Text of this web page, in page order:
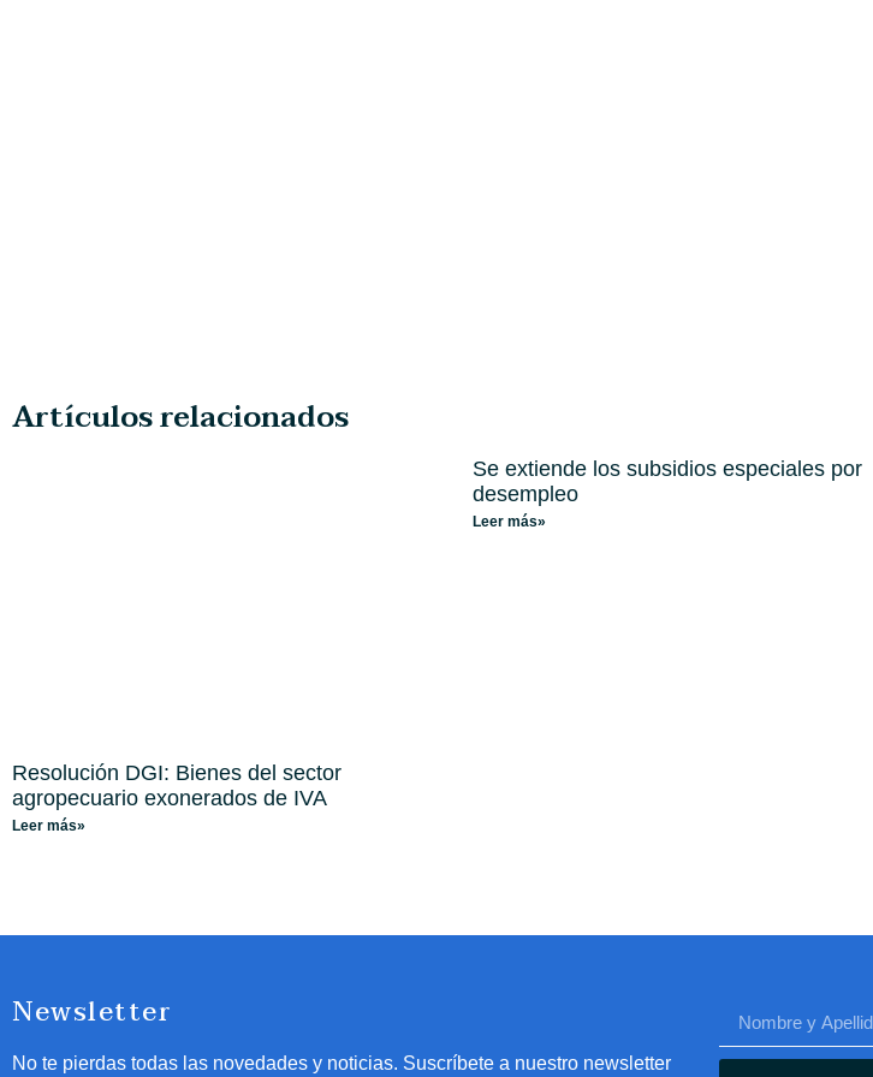
Artículos relacionados
Resolución DGI: Bienes del sector
agropecuario exonerados de IVA
Leer más»
Se extiende los subsidios especiales por
desempleo
Leer más»
Newsletter
No te pierdas todas las novedades y noticias. Suscríbete a nuestro newsletter